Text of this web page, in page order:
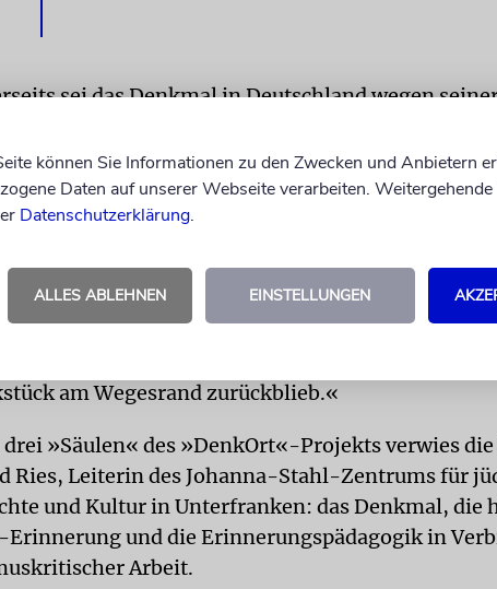
sei das Denkmal in Deutschland wegen
sehr gut, dass der Holocaust ein dezentrales
sei.
schulden wir daher regelrecht unserer
Die Juden sähen dies gar als
»Wir schulden es unseren ermordeten
am Wegesrand zurückblieb.«
drei »Säulen« des »DenkOrt«-Projekts verwies
Ries, Leiterin des Johanna-Stahl-Zentrums für
und Kultur in Unterfranken: das Denkmal, die
und die Erinnerungspädagogik in
Arbeit.
können Sie Informationen zu den Zwecken und Anbietern
Daten auf unserer Webseite verarbeiten.
Datenschutzerklärung.
ALLES ABLEHNEN EINSTELLUNGEN